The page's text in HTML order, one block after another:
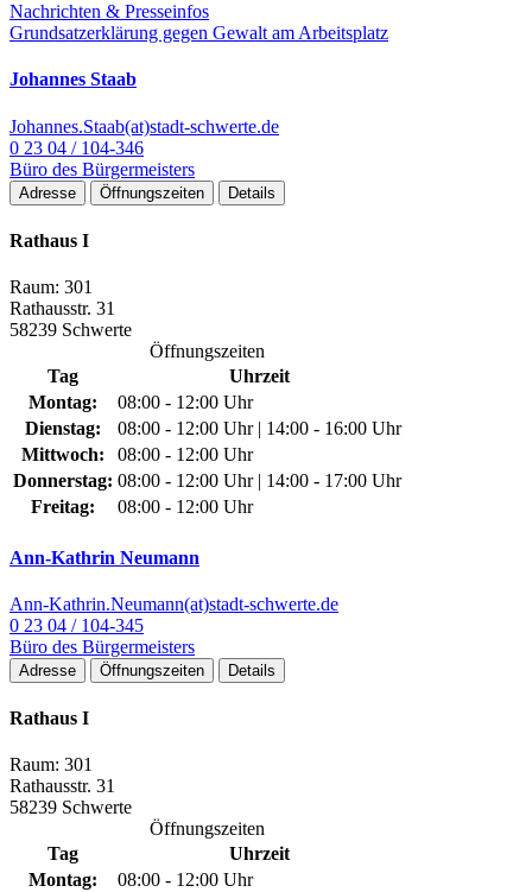
Nachrichten & Presseinfos
Grundsatzerklärung gegen Gewalt am Arbeitsplatz
Johannes Staab
Johannes.Staab(at)stadt-schwerte.de
0 23 04 / 104-346
Büro des Bürgermeisters
Adresse Öffnungszeiten Details
Rathaus I
Raum: 301
Rathausstr. 31
58239 Schwerte
Öffnungszeiten
Tag
Uhrzeit
Montag:
08:00 - 12:00 Uhr
Dienstag:
08:00 - 12:00 Uhr | 14:00 - 16:00 Uhr
Mittwoch:
08:00 - 12:00 Uhr
Donnerstag: 08:00 - 12:00 Uhr | 14:00 - 17:00 Uhr
Freitag:
08:00 - 12:00 Uhr
Ann-Kathrin Neumann
Ann-Kathrin.Neumann(at)stadt-schwerte.de
0 23 04 / 104-345
Büro des Bürgermeisters
Adresse Öffnungszeiten Details
Rathaus I
Raum: 301
Rathausstr. 31
58239 Schwerte
Öffnungszeiten
Tag
Uhrzeit
Montag:
08:00 - 12:00 Uhr